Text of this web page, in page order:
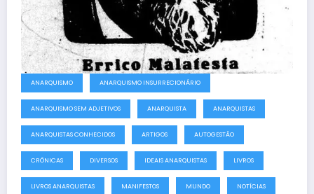
ANARQUISMO ANARQUISMO INSURRECIONÁRIO
ANARQUISMO SEM ADJETIVOS ANARQUISTA ANARQUISTAS
ANARQUISTAS CONHECIDOS ARTIGOS AUTOGESTÃO
CRÔNICAS DIVERSOS IDEAIS ANARQUISTAS LIVROS
LIVROS ANARQUISTAS MANIFESTOS MUNDO NOTÍCIAS